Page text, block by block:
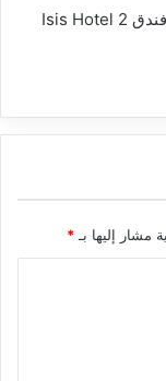
إيزيس هوستل 2 ضمن دليل فنادق القاهرة فندق Isis Hotel 2
مشار إليها بـ *